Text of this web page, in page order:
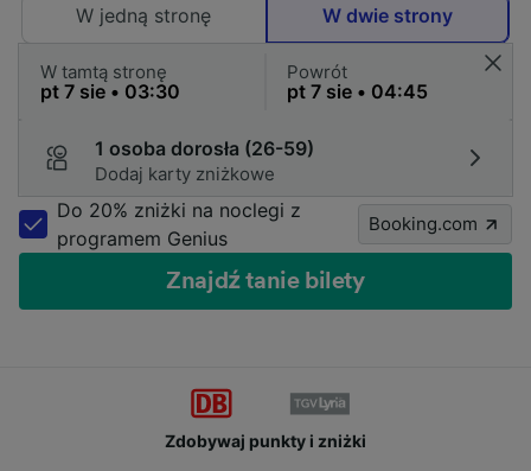
W jedną stronę
W dwie strony
W tamtą stronę Powrót
1 osoba dorosła (26-59)
Dodaj karty zniżkowe
Do 20% zniżki na noclegi z
programem Genius
Booking.com
Znajdź tanie bilety
Zdobywaj punkty i zniżki